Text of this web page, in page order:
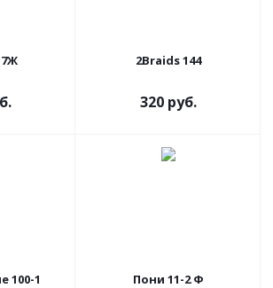
17Ж 2Braids 144
320 руб.
100-1 Пони 11-2 Ф